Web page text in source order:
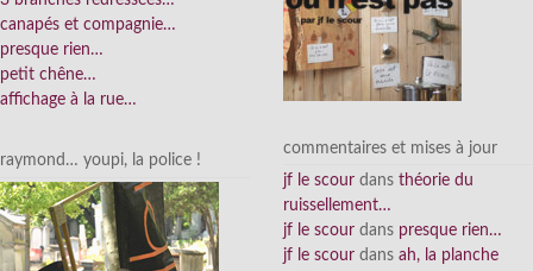
canapés et compagnie…
presque rien…
petit chêne…
affichage à la rue…
raymond… youpi, la police !
commentaires et mises à jour
jf le scour dans théorie du
ruissellement…
jf le scour dans presque rien…
jf le scour dans ah, la planche